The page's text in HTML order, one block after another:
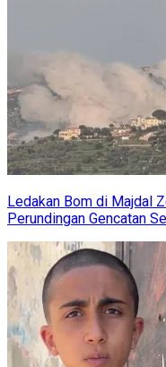
Ledakan Bom di Majdal
Perundingan Gencatan